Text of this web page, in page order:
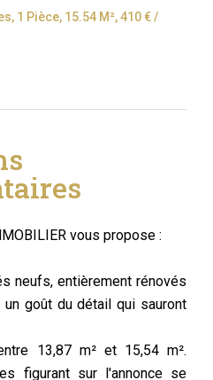
1 Pièce, 15.54 M², 410 € /
vous propose :
neufs, entièrement rénovés
goût du détail qui sauront
13,87 m² et 15,54 m².
figurant sur l'annonce se